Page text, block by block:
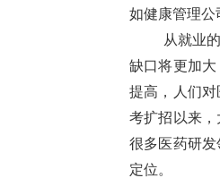
如健康管理公
从就业
缺口将更加
提高，人们
考扩招以来
很多医药研
定位。